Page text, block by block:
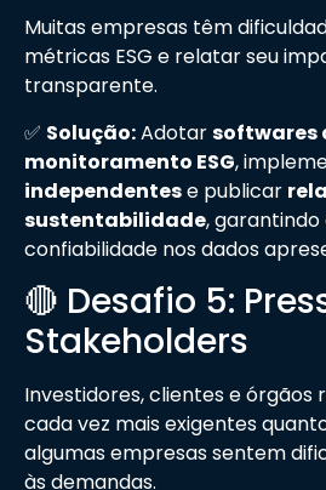
Muitas empresas têm
métricas ESG e relatar seu
transparente.
✅ Solução:Adotarsoftwares
monitoramento ESG,
independentese publicar
sustentabilidade,
confiabilidade nos dados
🔴 Desafio 5:
Stakeholders
Investidores, clientes e órgãos
cada vez mais exigentes
algumas empresas sentem
às demandas.